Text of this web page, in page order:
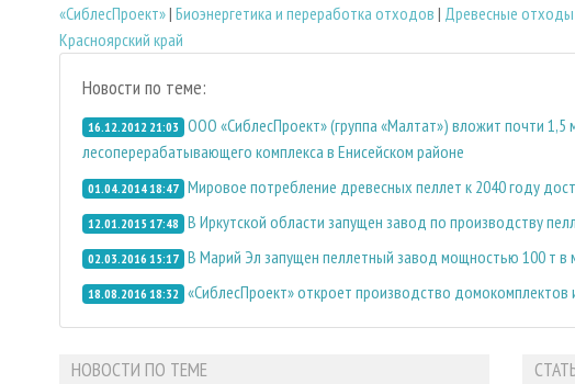
«СиблесПроект»| Биoэнергетика и переработка отходов | Древесные отходы
Красноярский край
Новости по теме:
16.12.2012 21:03 ООО «СиблесПроект» (группа «Малтат») вложит почти
лесоперерабатывающего комплекса в Енисейском районе
01.04.2014 18:47 Мировое потребление древесных пеллет к 2040 году
12.01.2015 17:48 В Иркутской области запущен завод по производству
02.03.2016 15:17 В Марий Эл запущен пеллетный завод мощностью 100 т в
18.08.2016 18:32 «СиблесПроект» откроет производство домокомплектов
НОВОСТИ ПО ТЕМЕ